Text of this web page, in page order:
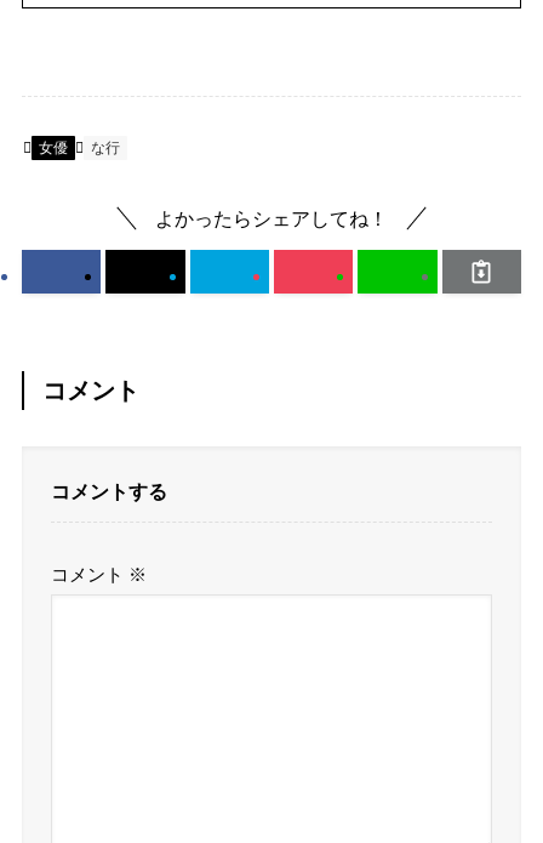
女優 な行
よかったらシェアしてね！
コメント
コメントする
コメント ※